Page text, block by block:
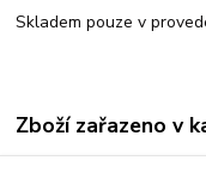
Skladem pouze v
Zboží zařazeno v